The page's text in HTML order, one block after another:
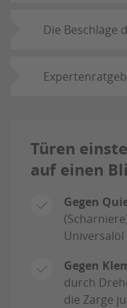
Die Beschläge
Türen
auf einen
Gegen
Gegen
durch
die Zarge